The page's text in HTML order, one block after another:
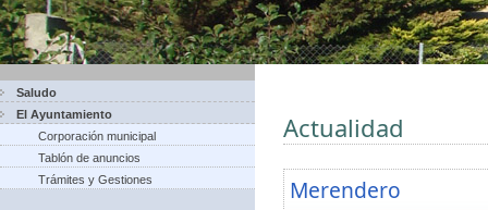
Saludo
El Ayuntamiento
Corporación municipal
Tablón de anuncios
Trámites y Gestiones
Actualidad
Merendero